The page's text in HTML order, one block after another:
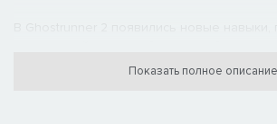
даже самые сложные задания. Однако и
Показать полное описание